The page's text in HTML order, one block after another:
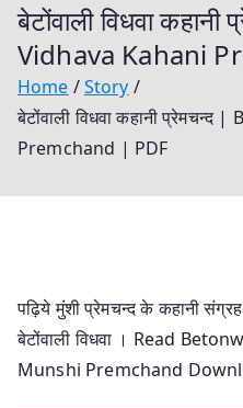
बेटोंवाली विधवा
Vidhava Kahani
Home
Story
बेटोंवाली विधवा कहानी
Premchand | PDF
पढ़िये मुंशी प्रेमचन्द के कहानी
बेटोंवाली विधवा । Read
Munshi Premchand